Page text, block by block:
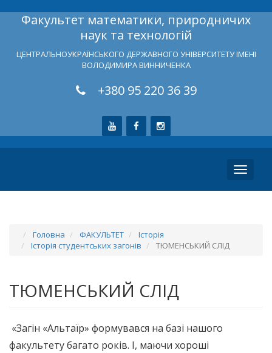
Факультет математики, природничих
наук та технологій
ЦЕНТРАЛЬНОУКРАЇНСЬКОГО ДЕРЖАВНОГО УНІВЕРСИТЕТУ ІМЕНІ
ВОЛОДИМИРА ВИННИЧЕНКА
+380 95 220 36 39
Toggle
Головна ФАКУЛЬТЕТ
Історія
Історія студентських загонів
ТЮМЕНСЬКИЙ СЛІД
ТЮМЕНСЬКИЙ СЛІД
«Загін «Альтаїр» формувався на базі нашого
факультету багато років. І, маючи хороші